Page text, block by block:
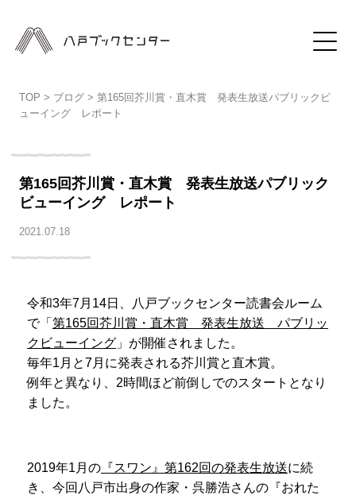
TOP > ブログ> 第165回芥川賞・直木賞 発表生放送パブリックビ
ューイング レポート
第165回芥川賞・直木賞 発表生放送パブリック
ビューイング レポート
2021.07.18
令和3年7月14日、八戸ブックセンター読書会ルーム
で「 第165回芥川賞・直木賞 発表生放送 パブリッ
クビューイング」が開催されました。
毎年1月と7月に発表される芥川賞と直木賞。
例年と異なり、2時間ほど前倒しでのスタートとなり
ました。
2019年1月の『スワン』第162回の発表生放送に続
き、今回八戸市出身の作家・呉勝浩さんの『おれた